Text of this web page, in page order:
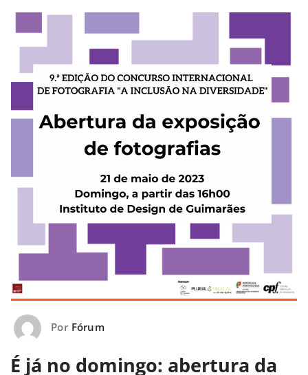
Por Fórum
É já no domingo: abertura da